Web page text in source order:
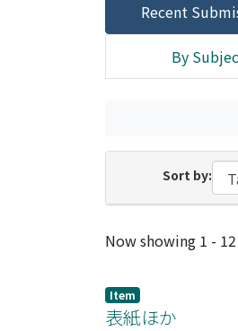
Recent
By
Sort by:
Recent
Now showing 1 -
Item
表紙ほか